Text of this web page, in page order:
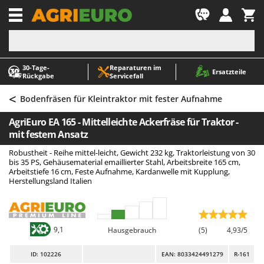
30‑Tage-
Rückgabe
Reparaturen im
Servicefall
Ersatzteile
-1
A
Abbeermaschinen - Traubenmühlen
Abfüllgeräte
Akku Gartenscheren
Akku Gras- und Strauchscheren
Akku-Stichsägen
Allzwecktransporter - Motorschubkarren
Alu-Teleskopleitern
Anbaubagger Heckbagger für Traktoren
Arbeitsschutzkleidung
Aschesauger
Astkettensägen - Hochentaster
A
ABAC
AgriEuro Premium
AgriEuro TOP-LINE
AGT
Aima
Airmec
AL-KO
ALA 2000
Alce
Alpina
Ama
< Bodenfräsen für Kleintraktor mit fester Aufnahme
AgriEuro EA 165 - Mittelleichte Ackerfräse für Traktor -
mit festem Ansatz
Robustheit - Reihe mittel-leicht, Gewicht 232 kg, Traktorleistung von 30
bis 35 PS, Gehäusematerial emaillierter Stahl, Arbeitsbreite 165 cm,
Arbeitstiefe 16 cm, Feste Aufnahme, Kardanwelle mit Kupplung,
Herstellungsland Italien
9,1 Hausgebrauch (5) 4,93/5
ID: 102226 EAN: 8033424491279 R-161